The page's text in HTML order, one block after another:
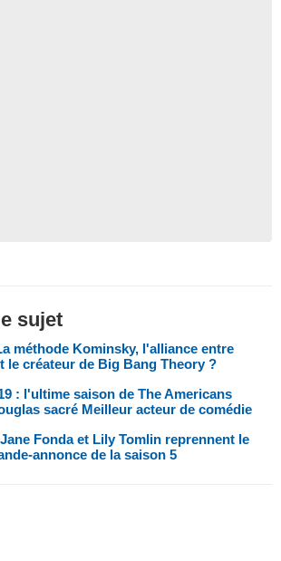
sujet
méthode Kominsky, l'alliance entre
le créateur de Big Bang Theory ?
: l'ultime saison de The Americans
sacré Meilleur acteur de comédie
Fonda et Lily Tomlin reprennent le
annonce de la saison 5